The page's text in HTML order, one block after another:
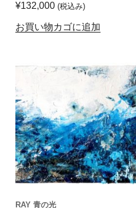
¥132,000 (税込み)
お買い物カゴに追加
RAY 青の光